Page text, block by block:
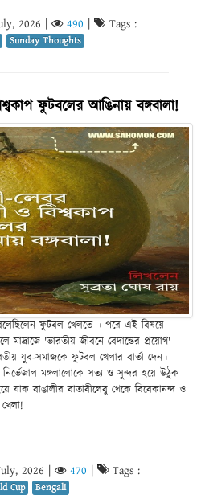
2026 | 490 | Tags :
Sunday Thoughts
ফুটবলের আঙিনায় বঙ্গবালা!
ফুটবল খেলতে । পরে এই বিষয়ে
'ভারতীয় জীবনে বেদান্তের প্রয়োগ'
যুব-সমাজকে ফুটবল খেলার বার্তা দেন।
মঙ্গলালোকে সত‍্য ও সুন্দর হয়ে উঠুক
বাঙালীর বাতাবীলেবু থেকে বিবেকানন্দ ও
2026 | 470 | Tags :
Cup Bengali